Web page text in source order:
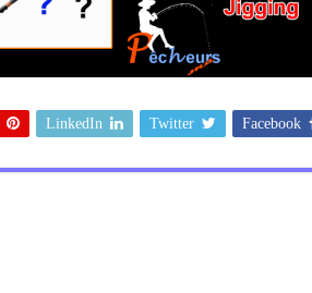
Facebook
Twitter
LinkedIn